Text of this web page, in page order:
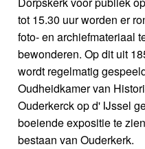
tot 15.30 uur worden er
foto- en archiefmateriaal
bewonderen. Op dit uit
wordt regelmatig
Oudheidkamer van
Ouderkerck op d' IJssel
boeiende expositie te
bestaan van Ouderkerk.